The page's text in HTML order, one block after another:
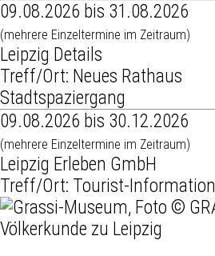
09.08.2026 bis 31.08.2026
(mehrere Einzeltermine im Zeitraum)
Leipzig Details
Treff/Ort: Neues Rathaus
Stadtspaziergang
09.08.2026 bis 30.12.2026
(mehrere Einzeltermine im Zeitraum)
Leipzig Erleben GmbH
Treff/Ort: Tourist-Information